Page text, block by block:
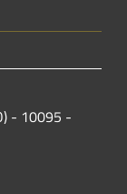
- 10095 -